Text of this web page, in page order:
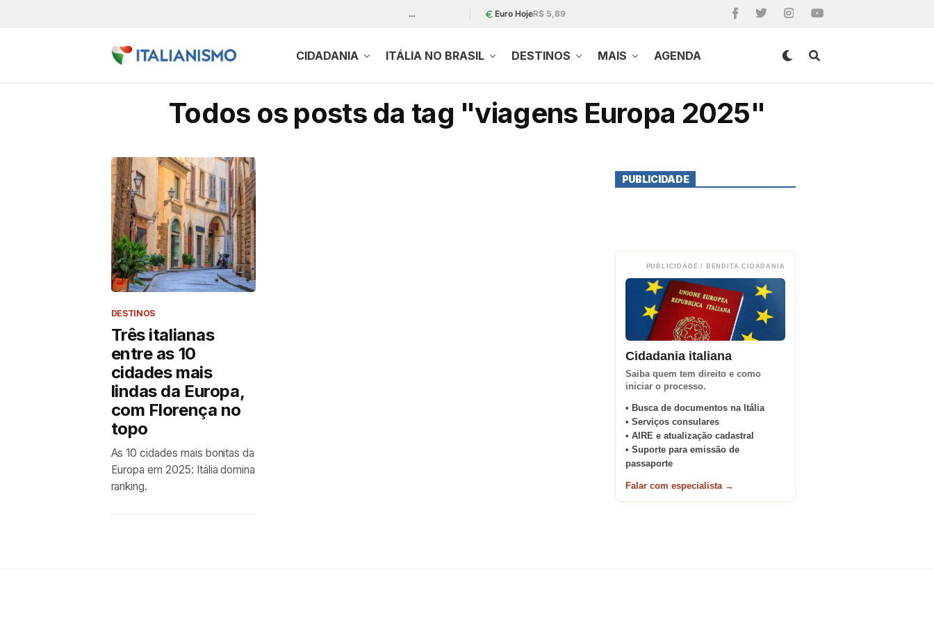
… Euro HojeR$ 5,89
CIDADANIA ITÁLIA NO BRASIL DESTINOS MAIS AGENDA
Todos os posts da tag "viagens Europa 2025"
DESTINOS
Três italianas
entre as 10
cidades mais
lindas da Europa,
com Florença no
topo
As 10 cidades mais bonitas da
Europa em 2025: Itália domina
ranking.
PUBLICIDADE
PUBLICIDADE / BENDITA CIDADANIA
Cidadania italiana
Saiba quem tem direito e como
iniciar o processo.
• Busca de documentos na Itália
• Serviços consulares
• AIRE e atualização cadastral
• Suporte para emissão de
passaporte
Falar com especialista →